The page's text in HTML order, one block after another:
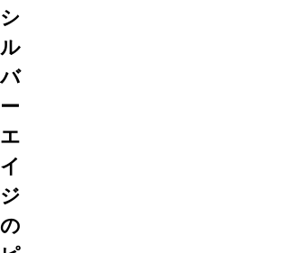
シ
ル
バ
ー
エ
イ
ジ
の